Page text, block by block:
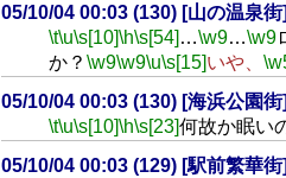
05/10/04 00:03 (130) [山の温泉街]
\t\u\s[10]\h\s[54] …\w9…\w9
か？ \w9\w9\u\s[15]いや、
05/10/04 00:03 (130) [海浜公園街]
\t\u\s[10]\h\s[23]何故か眠い
05/10/04 00:03 (129) [駅前繁華街]